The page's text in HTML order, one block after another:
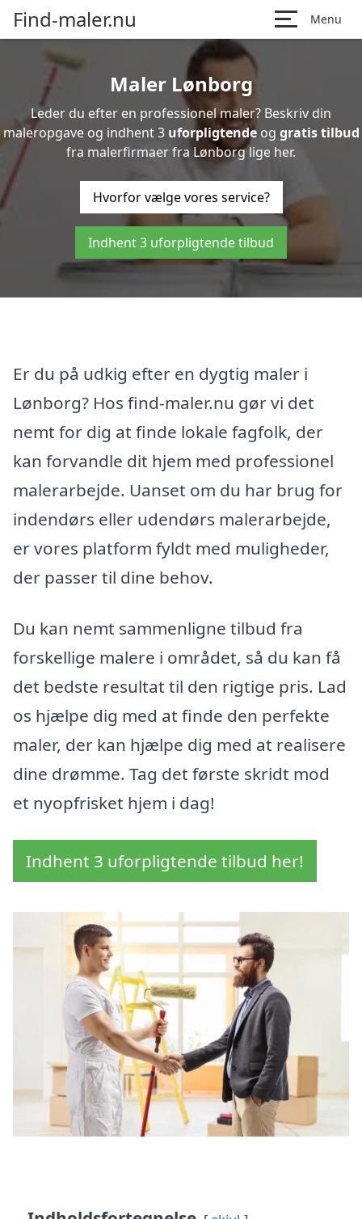
Find-maler.nu Menu
Maler Lønborg
Leder du efter en professionel maler? Beskriv din
maleropgave og indhent 3 uforpligtendeog gratis tilbud
fra malerfirmaer fra Lønborg lige her.
Hvorfor vælge vores service?
Indhent 3 uforpligtende tilbud
Er du på udkig efter en dygtig maler i
Lønborg? Hos find-maler.nu gør vi det
nemt for dig at finde lokale fagfolk, der
kan forvandle dit hjem med professionel
malerarbejde. Uanset om du har brug for
indendørs eller udendørs malerarbejde,
er vores platform fyldt med muligheder,
der passer til dine behov.
Du kan nemt sammenligne tilbud fra
forskellige malere i området, så du kan få
det bedste resultat til den rigtige pris. Lad
os hjælpe dig med at finde den perfekte
maler, der kan hjælpe dig med at realisere
dine drømme. Tag det første skridt mod
et nyopfrisket hjem i dag!
Indhent 3 uforpligtende tilbud her!